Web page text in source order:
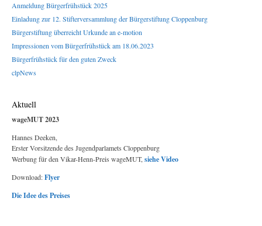
Anmeldung Bürgerfrühstück 2025
Einladung zur 12. Stifterversammlung der Bürgerstiftung Cloppenburg
Bürgerstiftung überreicht Urkunde an e-motion
Impressionen vom Bürgerfrühstück am 18.06.2023
Bürgerfrühstück für den guten Zweck
clpNews
Aktuell
wageMUT 2023
Hannes Deeken,
Erster Vorsitzende des Jugendparlamets Cloppenburg
Werbung für den Vikar-Henn-Preis wageMUT, siehe Video
Download:Flyer
Die Idee des Preises